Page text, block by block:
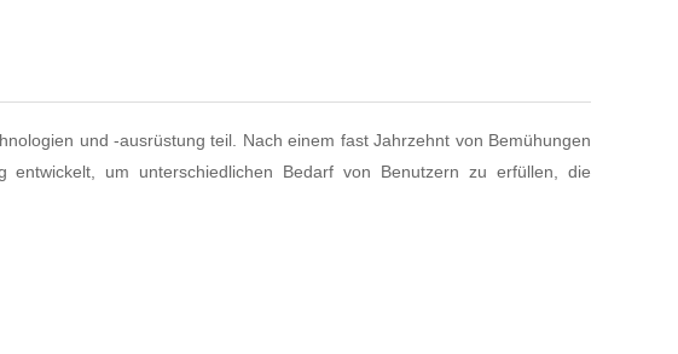
und -ausrüstung teil. Nach einem fast Jahrzehnt von Bemühungen
entwickelt, um unterschiedlichen Bedarf von Benutzern zu erfüllen, die